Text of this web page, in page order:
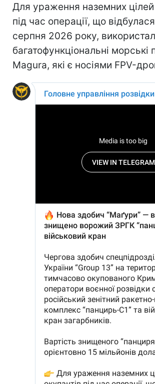
Для ураження наземних цілей
під час операції, що
серпня 2026 року,
багатофункціональні морські
Magura, які є носіями FPV-